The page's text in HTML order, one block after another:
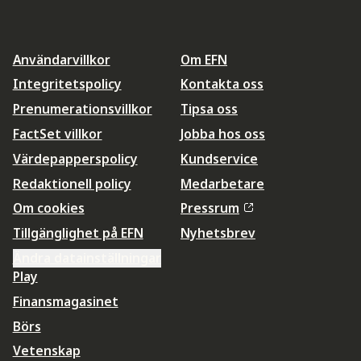
Användarvillkor
Integritetspolicy
Prenumerationsvillkor
FactSet villkor
Värdepapperspolicy
Redaktionell policy
Om cookies
Tillgänglighet på EFN
Om EFN
Kontakta oss
Tipsa oss
Jobba hos oss
Kundservice
Medarbetare
Pressrum
Nyhetsbrev
Play
Finansmagasinet
Börs
Vetenskap